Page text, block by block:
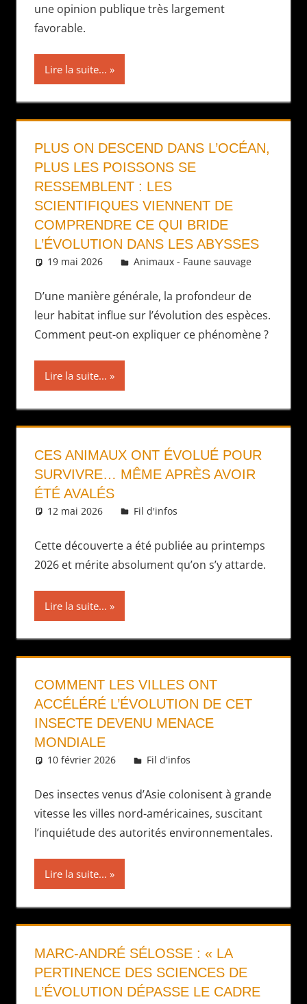
une opinion publique très largement
favorable.
Lire la suite...
PLUS ON DESCEND DANS L’OCÉAN,
PLUS LES POISSONS SE
RESSEMBLENT : LES
SCIENTIFIQUES VIENNENT DE
COMPRENDRE CE QUI BRIDE
L’ÉVOLUTION DANS LES ABYSSES
19 mai 2026 Daniel
Animaux - Faune sauvage
D’une manière générale, la profondeur de
leur habitat influe sur l’évolution des espèces.
Comment peut-on expliquer ce phénomène ?
Lire la suite...
CES ANIMAUX ONT ÉVOLUÉ POUR
SURVIVRE… MÊME APRÈS AVOIR
ÉTÉ AVALÉS
12 mai 2026 Daniel
Fil d'infos
Cette découverte a été publiée au printemps
2026 et mérite absolument qu’on s’y attarde.
Lire la suite...
COMMENT LES VILLES ONT
ACCÉLÉRÉ L’ÉVOLUTION DE CET
INSECTE DEVENU MENACE
MONDIALE
10 février 2026 Daniel
Fil d'infos
Des insectes venus d’Asie colonisent à grande
vitesse les villes nord-américaines, suscitant
l’inquiétude des autorités environnementales.
Lire la suite...
MARC-ANDRÉ SÉLOSSE : « LA
PERTINENCE DES SCIENCES DE
L’ÉVOLUTION DÉPASSE LE CADRE